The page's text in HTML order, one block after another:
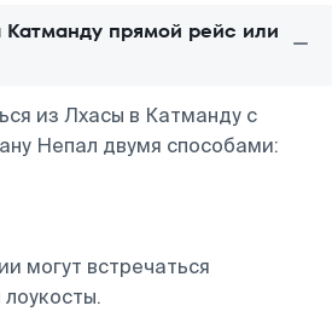
прямой рейс или
из Лхасы в Катманду с
Непал двумя способами:
могут встречаться